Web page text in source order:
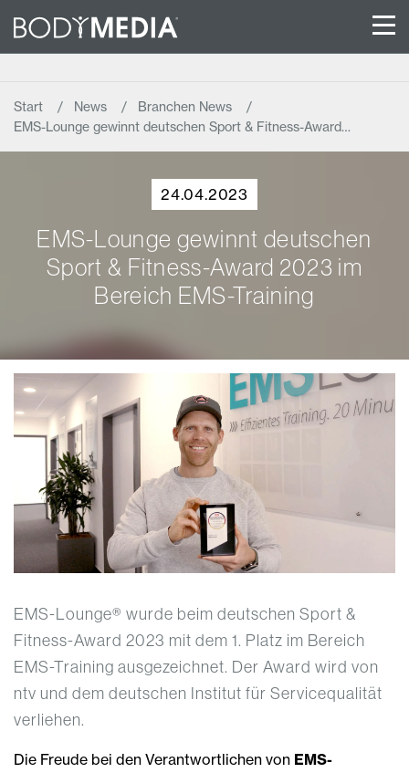
Start News
Branchen News
EMS-Lounge gewinnt deutschen Sport & Fitness-Award…
24.04.2023
EMS-Lounge gewinnt deutschen
Sport & Fitness-Award 2023 im
Bereich EMS-Training
EMS-Lounge® wurde beim deutschen Sport &
Fitness-Award 2023 mit dem 1. Platz im Bereich
EMS-Training ausgezeichnet. Der Award wird von
ntv und dem deutschen Institut für Servicequalität
verliehen.
Die Freude bei den Verantwortlichen von EMS-